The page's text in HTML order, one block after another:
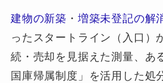
建物の新築 ・ 増築未登記の解
ったスタートライン（入口）
続・売却を見据えた測量、あ
国庫帰属制度」を活用した処